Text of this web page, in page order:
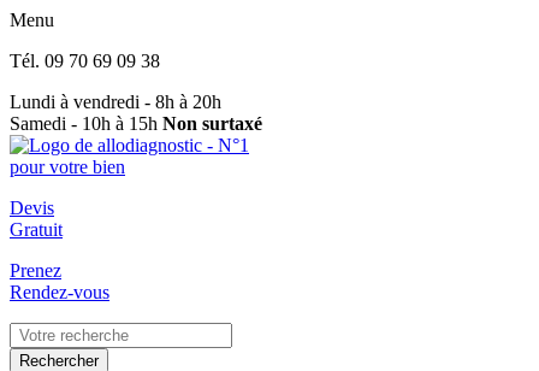
Menu
Tél. 09 70 69 09 38
Lundi à vendredi - 8h à 20h
Samedi - 10h à 15h Non surtaxé
Devis
Gratuit
Prenez
Rendez-vous
Rechercher